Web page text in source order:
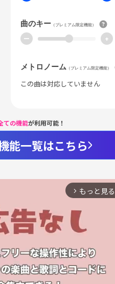
曲のキー （プレミアム限定機能）
ー +
メトロノーム （プレミアム限定機能）
この曲は対応していません
ての機能が利用可能！
能一覧はこちら
arrow_forward_ios もっと見る